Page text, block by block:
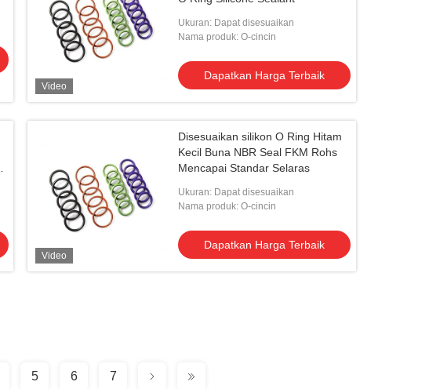
Video
Ukuran: Dapat disesuaikan
Nama produk: O-cincin
Dapatkan Harga Terbaik
Video
Disesuaikan silikon O Ring Hitam
Kecil Buna NBR Seal FKM Rohs
Mencapai Standar Selaras
Ukuran: Dapat disesuaikan
Nama produk: O-cincin
Dapatkan Harga Terbaik
5 6 7